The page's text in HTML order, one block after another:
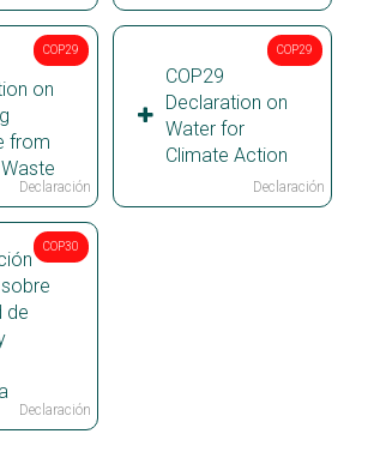
COP29
Declaración
on
from
COP29
Declaración
COP29
Declaration on
Water for
Climate Action
COP30
Declaración
de